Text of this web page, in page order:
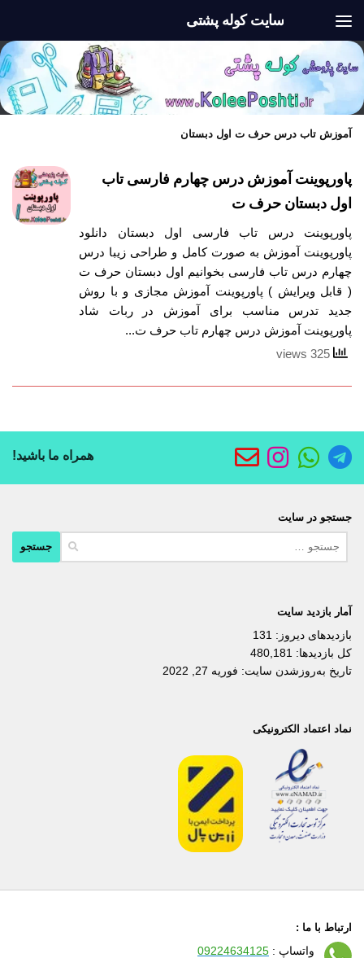
سایت کوله پشتی
آموزش تاب درس حرف ت اول دبستان
پاورپوینت آموزش درس چهارم فارسی تاب
اول دبستان حرف ت
پاورپوینت درس تاب فارسی اول دبستان دانلود
پاورپوینت آموزش به صورت کامل و طراحی زیبا درس
چهارم درس تاب فارسی بخوانیم اول دبستان حرف ت
( قابل ویرایش ) پاورپوینت آموزش مجازی و با روش
جدید تدرس مناسب برای آموزش در ربات شاد
پاورپوینت آموزش درس چهارم تاب حرف ت...
همراه ما باشید!
جستجو در سایت
آمار بازدید سایت
بازدیدهای دیروز: 131
کل بازدیدها: 480,181
تاریخ به‌روزشدن سایت: فوریه 27, 2022
نماد اعتماد الکترونیکی
ارتباط با ما :
واتساپ : 09224634125